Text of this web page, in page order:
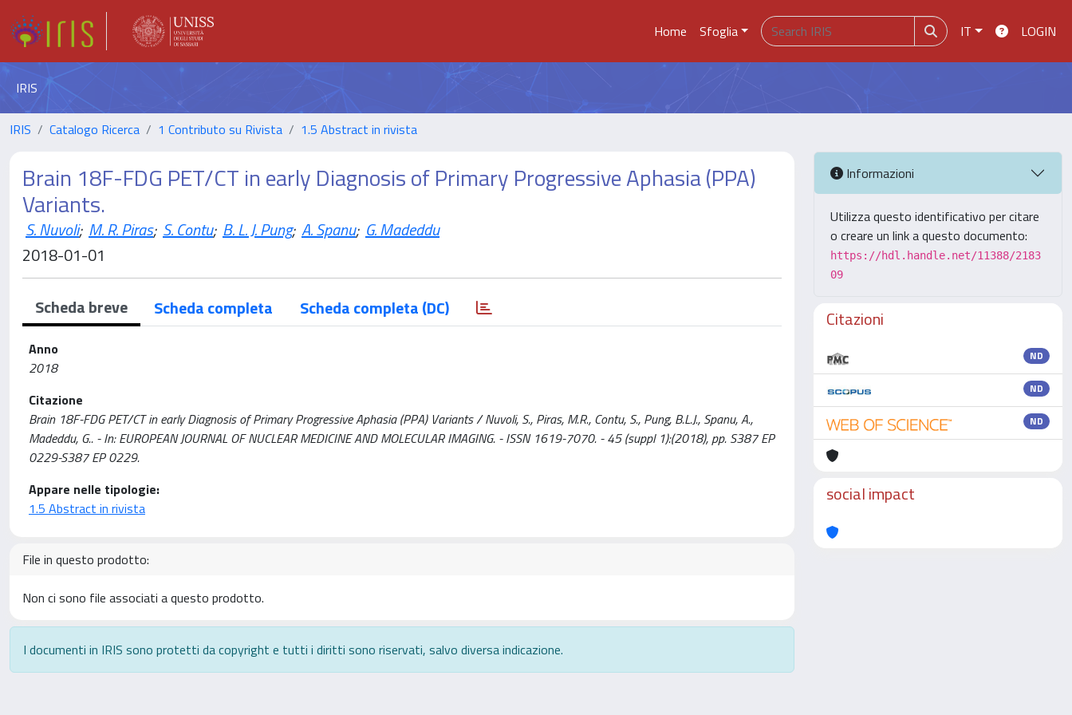
Home Sfoglia IT LOGIN
IRIS
IRIS Catalogo Ricerca 1 Contributo su Rivista 1.5 Abstract in rivista
Brain 18F-FDG PET/CT in early Diagnosis of Primary Progressive Aphasia (PPA)
Variants.
S. Nuvoli; M. R. Piras; S. Contu; B. L. J. Pung; A. Spanu; G. Madeddu
2018-01-01
Scheda breve Scheda completa Scheda completa (DC)
Anno
2018
Citazione
Brain 18F-FDG PET/CT in early Diagnosis of Primary Progressive Aphasia (PPA) Variants / Nuvoli, S., Piras, M.R., Contu, S., Pung, B.L.J., Spanu, A.,
Madeddu, G.. - In: EUROPEAN JOURNAL OF NUCLEAR MEDICINE AND MOLECULAR IMAGING. - ISSN 1619-7070. - 45 (suppl 1):(2018), pp. S387 EP
0229-S387 EP 0229.
Appare nelle tipologie:
1.5 Abstract in rivista
File in questo prodotto:
Non ci sono file associati a questo prodotto.
I documenti in IRIS sono protetti da copyright e tutti i diritti sono riservati, salvo diversa indicazione.
Informazioni
Utilizza questo identificativo per citare
o creare un link a questo documento:
https://hdl.handle.net/11388/2183
09
Citazioni
ND
ND
ND
social impact